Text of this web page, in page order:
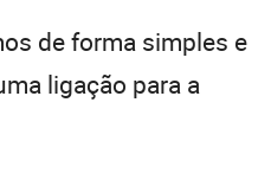
de forma simples e
ligação para a